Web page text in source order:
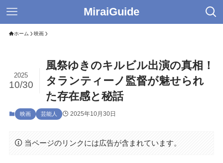
MiraiGuide
ホーム 映画
風祭ゆきのキルビル出演の真相！
タランティーノ監督が魅せられ
た存在感と秘話
2025
10/30
映画 芸能人 2025年10月30日
当ページのリンクには広告が含まれています。